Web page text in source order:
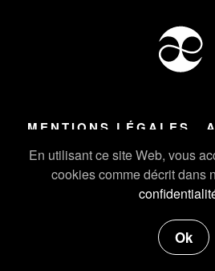
En utilisant ce site Web, vous
cookies comme décrit dans
Ok
MENTIONS LÉGALES